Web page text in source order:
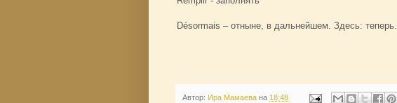
Désormais – отныне, в дальнейшем. Здесь: теперь.
Автор: Ира Мамаева на 18:48